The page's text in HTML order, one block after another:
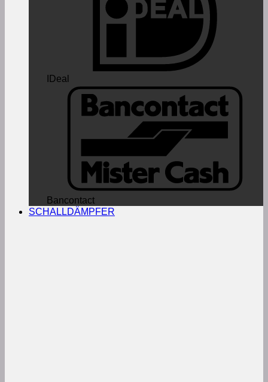
IDeal
Bancontact
SCHALLDÄMPFER